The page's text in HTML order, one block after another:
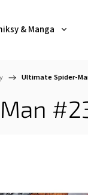
& Manga
/ Ultimate Spider-